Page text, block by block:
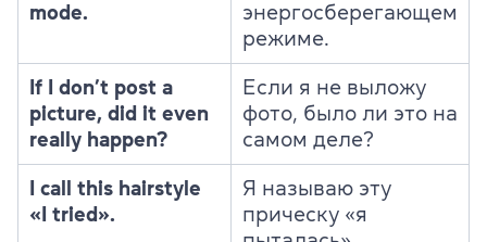
mode.
энергосберегающем
режиме.
If I don’t post a
picture, did it even
really happen?
Если я не выложу
фото, было ли это на
самом деле?
I call this hairstyle
«I tried».
Я называю эту
прическу «я